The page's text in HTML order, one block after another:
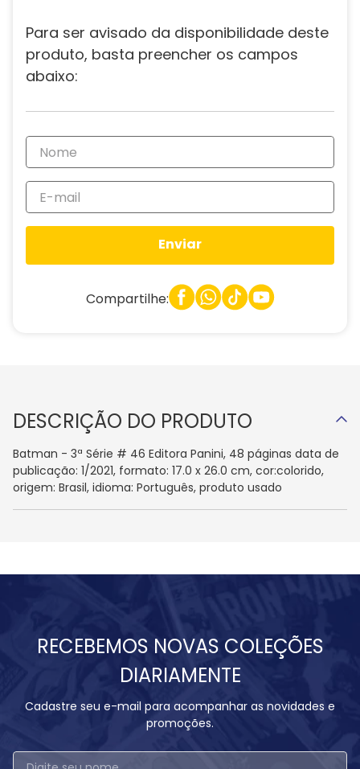
Para ser avisado da disponibilidade deste
produto, basta preencher os campos
abaixo:
Enviar
Compartilhe:
DESCRIÇÃO DO PRODUTO
Batman - 3ª Série # 46 Editora Panini, 48 páginas data de
publicação: 1/2021, formato: 17.0 x 26.0 cm, cor:colorido,
origem: Brasil, idioma: Português, produto usado
RECEBEMOS NOVAS COLEÇÕES
DIARIAMENTE
Cadastre seu e-mail para acompanhar as novidades e
promoções.